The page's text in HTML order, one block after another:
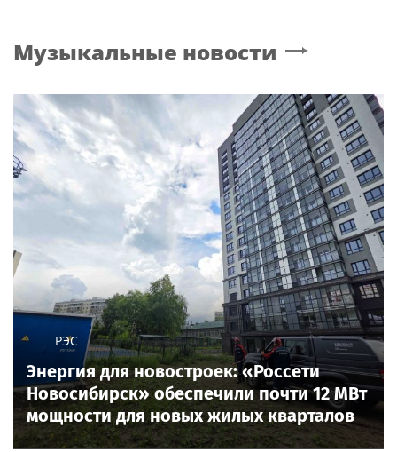
Музыкальные новости
РЭС
Энергия для новостроек: «Россети
Новосибирск» обеспечили почти 12 МВт
мощности для новых жилых кварталов